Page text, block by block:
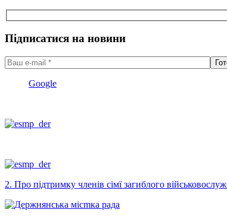
Підписатися на новини
Google
2. Про підтримку членів сімї загиблого